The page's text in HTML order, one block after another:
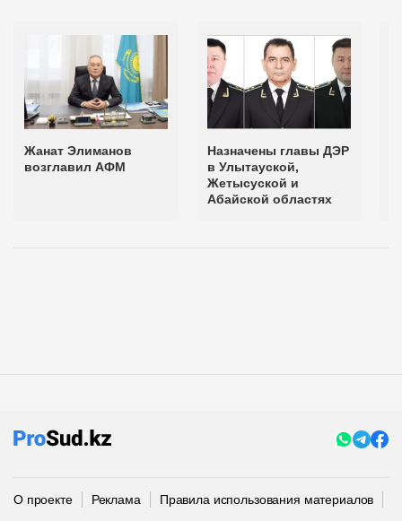
Жанат Элиманов
возглавил АФМ
Назначены главы ДЭР
в Улытауской,
Жетысуской и
Абайской областях
О проекте Реклама Правила использования материалов